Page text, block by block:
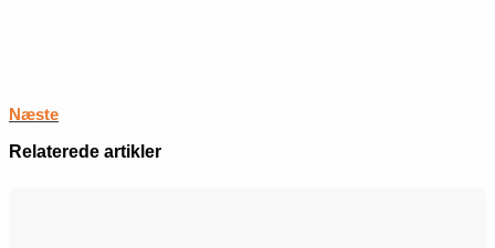
Næste
Relaterede artikler